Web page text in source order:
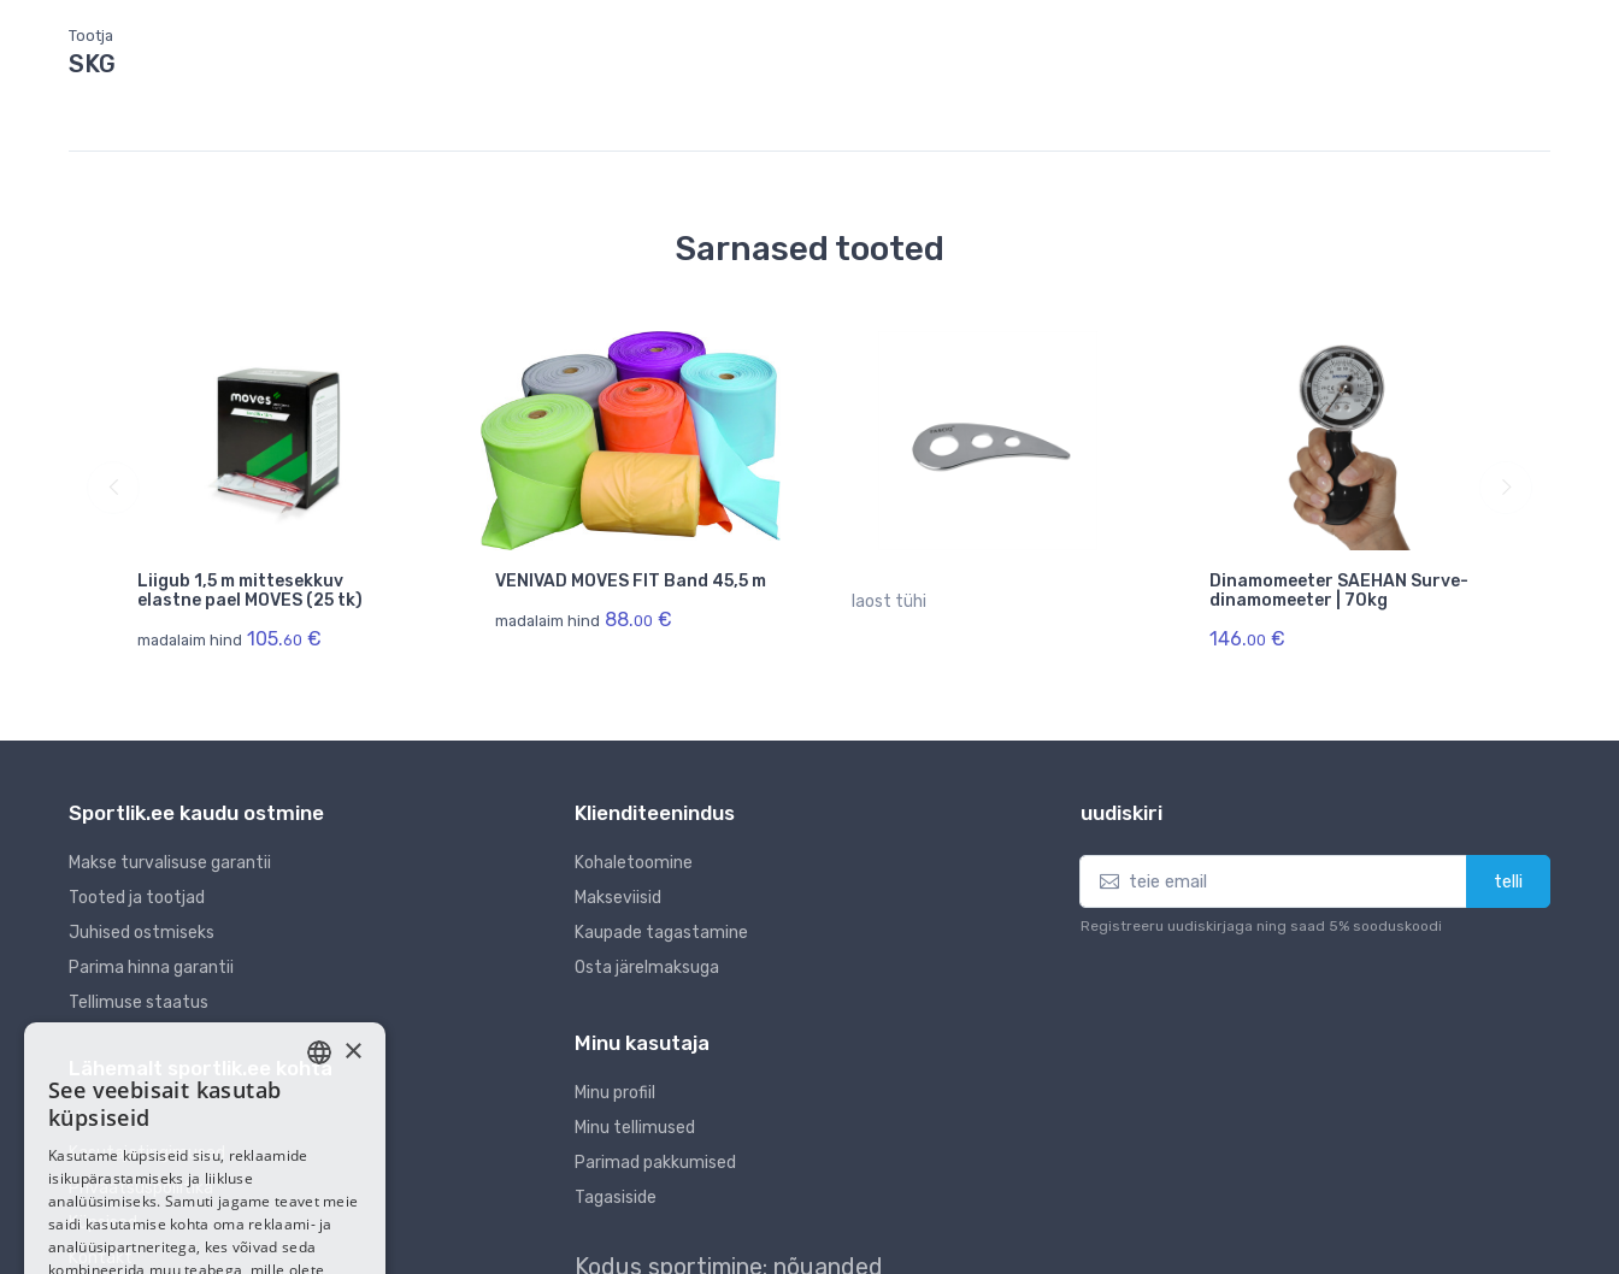
Tootja
SKG
Sarnased tooted
Liigub 1,5 m mittesekkuv
elastne pael MOVES (25 tk)
madalaim hind 105.60 €
VENIVAD MOVES FIT Band 45,5 m
madalaim hind 88.00 €
laost tühi
Dinamomeeter SAEHAN Surve-
dinamomeeter | 70kg
146.00 €
Sportlik.ee kaudu ostmine
Makse turvalisuse garantii
Tooted ja tootjad
Juhised ostmiseks
Parima hinna garantii
Tellimuse staatus
Lähemalt sportlik.ee kohta
Meist
Kasutajatingimused
Privaatsuspoliitika
Küpsised
Kontakt
Klienditeenindus
Kohaletoomine
Makseviisid
Kaupade tagastamine
Osta järelmaksuga
Minu kasutaja
Minu profiil
Minu tellimused
Parimad pakkumised
Tagasiside
Kodus sportimine: nõuanded
uudiskiri
telli
Registreeru uudiskirjaga ning saad 5% sooduskoodi
×
See veebisait kasutab
küpsiseid
Kasutame küpsiseid sisu, reklaamide
isikupärastamiseks ja liikluse
analüüsimiseks. Samuti jagame teavet meie
saidi kasutamise kohta oma reklaami- ja
analüüsipartneritega, kes võivad seda
kombineerida muu teabega, mille olete